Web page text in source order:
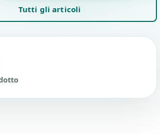
Tutti gli articoli